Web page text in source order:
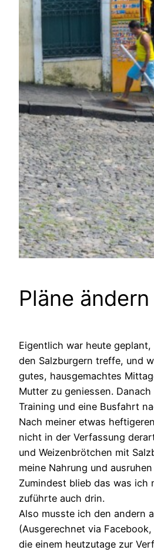
Pläne
Eigentlich war heute
den Salzburgern treffe, und
gutes, hausgemachtes
Mutter zu geniessen.
Training und eine Busfahrt
Nach meiner etwas
nicht in der Verfassung
und Weizenbrötchen mit
meine Nahrung und
Zumindest blieb das was ich
zuführte auch drin.
Also musste ich den andern
(Ausgerechnet via
die einem heutzutage zur